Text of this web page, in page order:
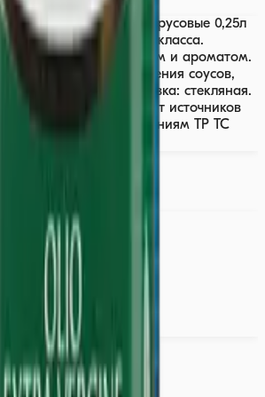
Extra Virgin Цитрусовые 0,25л
масло премиум-класса.
с характерным вкусом и ароматом.
салатов, приготовления соусов,
Объём: 0,250 л. Упаковка: стекляная.
месте вдали от источников
соответствует требованиям ТР ТС
продукцию.